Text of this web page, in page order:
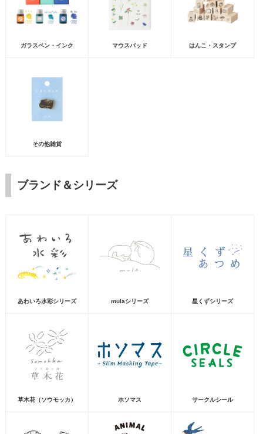
ガラスペン・インク マウスパッド はんこ・スタンプ
その他雑貨
ブランド＆シリーズ
あわいろ水彩シリーズ mulaシリーズ 星くずシリーズ
草木花（ソウモッカ） ホソマス サークルシール